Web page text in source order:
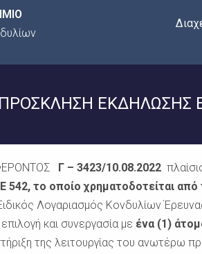
ΠΡΟΣΚΛΗΣΗ ΕΚΔΗΛΩΣΗΣ
Γ – 3423/10.08.2022
542, το οποίο χρηματοδοτείται
Λογαριασμός Κονδυλίων
και συνεργασία με ένα (1)
της λειτουργίας του ανωτέρω